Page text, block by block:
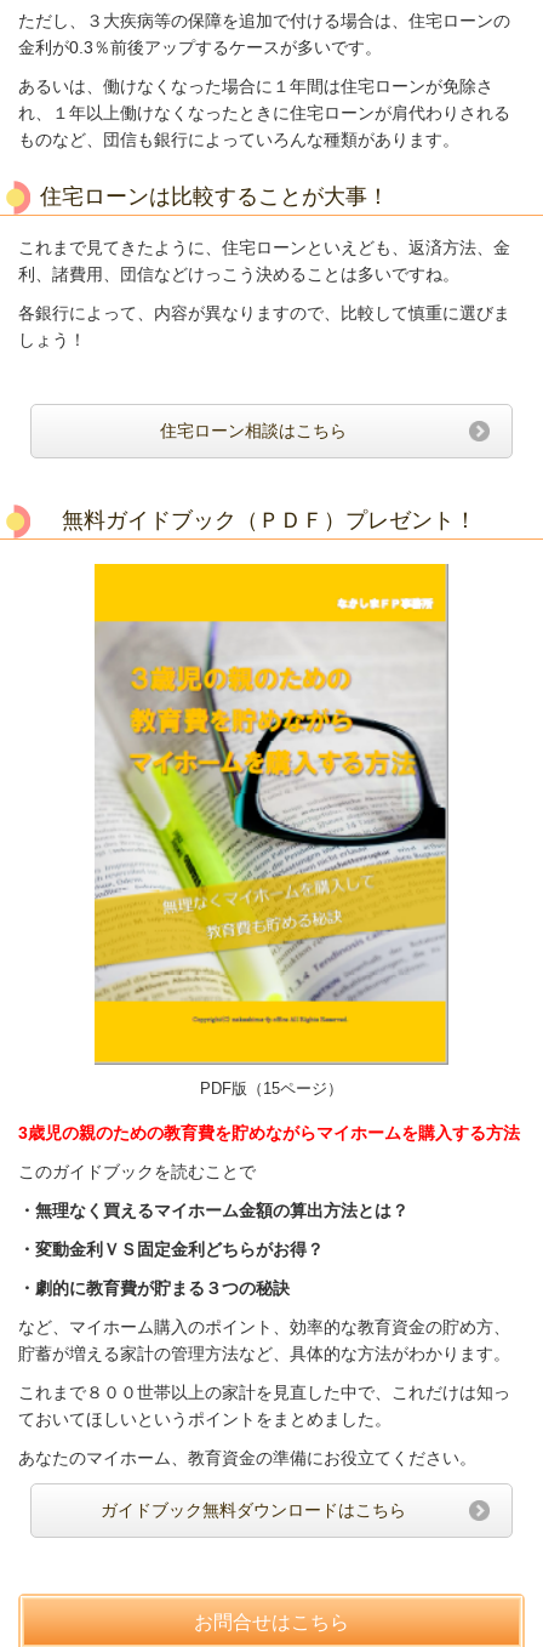
ただし、３大疾病等の保障を追加で付ける場合は、住宅ローンの
金利が0.3％前後アップするケースが多いです。
あるいは、働けなくなった場合に１年間は住宅ローンが免除さ
れ、１年以上働けなくなったときに住宅ローンが肩代わりされる
ものなど、団信も銀行によっていろんな種類があります。
住宅ローンは比較することが大事！
これまで見てきたように、住宅ローンといえども、返済方法、金
利、諸費用、団信などけっこう決めることは多いですね。
各銀行によって、内容が異なりますので、比較して慎重に選びま
しょう！
住宅ローン相談はこちら
無料ガイドブック（ＰＤＦ）プレゼント！
PDF版（15ページ）
3歳児の親のための教育費を貯めながらマイホームを購入する方法
このガイドブックを読むことで
・無理なく買えるマイホーム金額の算出方法とは？
・変動金利ＶＳ固定金利どちらがお得？
・劇的に教育費が貯まる３つの秘訣
など、マイホーム購入のポイント、効率的な教育資金の貯め方、
貯蓄が増える家計の管理方法など、 具体的な方法がわかります。
これまで８００世帯以上の家計を見直した中で、これだけは知っ
ておいてほしいというポイントをまとめました。
あなたのマイホーム、教育資金の準備にお役立てください。
ガイドブック無料ダウンロードはこちら
お問合せはこちら